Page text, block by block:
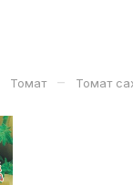
Томат – Томат